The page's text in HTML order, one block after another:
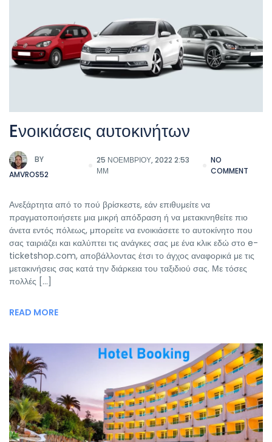
Eνοικιάσεις αυτοκινήτων
BY
AMVROS52
25 ΝΟΕΜΒΡΊΟΥ, 2022 2:53
ΜΜ
NO
COMMENT
Ανεξάρτητα από το πού βρίσκεστε, εάν επιθυμείτε να
πραγματοποιήσετε μια μικρή απόδραση ή να μετακινηθείτε πιο
άνετα εντός πόλεως, μπορείτε να ενοικιάσετε το αυτοκίνητο που
σας ταιριάζει και καλύπτει τις ανάγκες σας με ένα κλικ εδώ στο e-
ticketshop.com, αποβάλλοντας έτσι το άγχος αναφορικά με τις
μετακινήσεις σας κατά την διάρκεια του ταξιδιού σας. Με τόσες
πολλές […]
READ MORE